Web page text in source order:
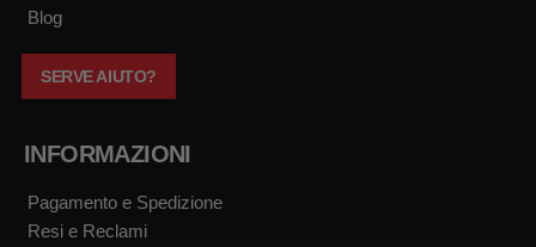
Blog
SERVE AIUTO?
INFORMAZIONI
Pagamento e Spedizione
Resi e Reclami